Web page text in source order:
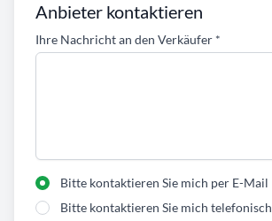
Anbieter kontaktieren
Ihre Nachricht an den Verkäufer *
Bitte kontaktieren Sie mich per E-Mail
Bitte kontaktieren Sie mich telefonisch